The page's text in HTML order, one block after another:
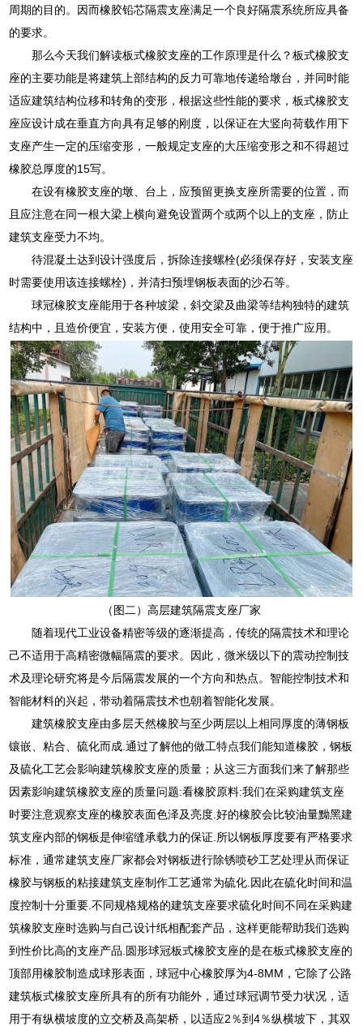
周期的目的。因而橡胶铅芯隔震支座满足一个良好隔震系统所应具备
的要求。
那么今天我们解读板式橡胶支座的工作原理是什么？板式橡胶支
座的主要功能是将建筑上部结构的反力可靠地传递给墩台，并同时能
适应建筑结构位移和转角的变形，根据这些性能的要求，板式橡胶支
座应设计成在垂直方向具有足够的刚度，以保证在大竖向荷载作用下
支座产生一定的压缩变形，一般规定支座的大压缩变形之和不得超过
橡胶总厚度的15写。
在设有橡胶支座的墩、台上，应预留更换支座所需要的位置，而
且应注意在同一根大梁上横向避免设置两个或两个以上的支座，防止
建筑支座受力不均。
待混凝土达到设计强度后，拆除连接螺栓(必须保存好，安装支座
时需要使用该连接螺栓)，并清扫预埋钢板表面的沙石等。
球冠橡胶支座能用于各种坡梁，斜交梁及曲梁等结构独特的建筑
结构中，且造价便宜，安装方便，使用安全可靠，便于推广应用。
（图二）高层建筑隔震支座厂家
随着现代工业设备精密等级的逐渐提高，传统的隔震技术和理论
己不适用于高精密微幅隔震的要求。因此，微米级以下的震动控制技
术及理论研究将是今后隔震发展的一个方向和热点。智能控制技术和
智能材料的兴起，带动着隔震技术也朝着智能化发展。
建筑橡胶支座由多层天然橡胶与至少两层以上相同厚度的薄钢板
镶嵌、粘合、硫化而成.通过了解他的做工特点我们能知道橡胶，钢板
及硫化工艺会影响建筑橡胶支座的质量；从这三方面我们来了解那些
因素影响建筑橡胶支座的质量问题:看橡胶原料:我们在采购建筑支座
时要注意观察支座的橡胶表面色泽及亮度.好的橡胶会比较油量黝黑建
筑支座内部的钢板是伸缩缝承载力的保证.所以钢板厚度要有严格要求
标准，通常建筑支座厂家都会对钢板进行除锈喷砂工艺处理从而保证
橡胶与钢板的粘接建筑支座制作工艺通常为硫化.因此在硫化时间和温
度控制十分重要.不同规格规格的建筑支座要求硫化时间不同在采购建
筑橡胶支座时选购与自己设计纸相配套产品，这样更能帮助我们选购
到性价比高的支座产品.圆形球冠板式橡胶支座的是在板式橡胶支座的
顶部用橡胶制造成球形表面，球冠中心橡胶厚为4-8MM，它除了公路
建筑板式橡胶支座所具有的所有功能外，通过球冠调节受力状况，适
用于有纵横坡度的立交桥及高架桥，以适应2％到4％纵横坡下，其双